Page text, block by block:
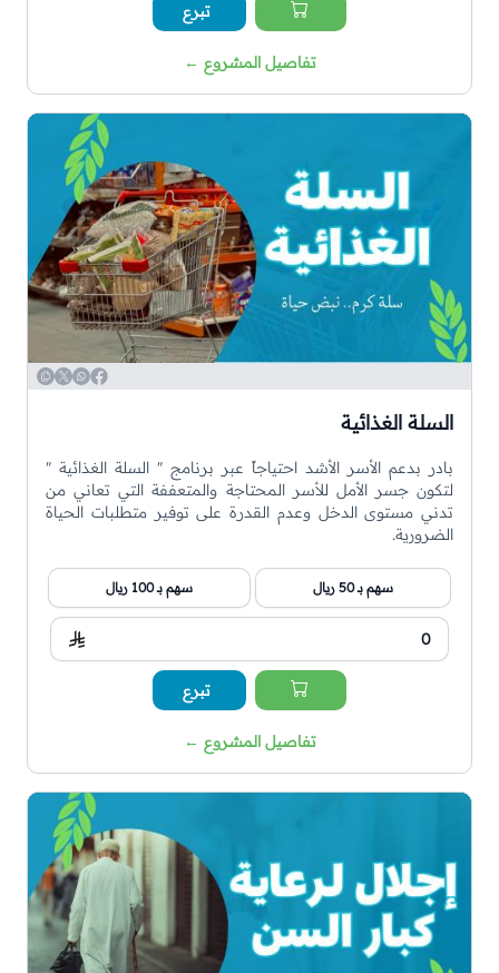
تبرع
تفاصيل المشروع ←
Facebook
WhatsApp
Twitter
Copy
السلة الغذائية
بادر بدعم الأسر الأشد احتياجاً عبر برنامج " السلة الغذائية "
لتكون جسر الأمل للأسر المحتاجة والمتعففة التي تعاني من
تدني مستوى الدخل وعدم القدرة على توفير متطلبات الحياة
الضرورية.
سهم بـ 50 ريال سهم بـ 100 ريال
تبرع
تفاصيل المشروع ←